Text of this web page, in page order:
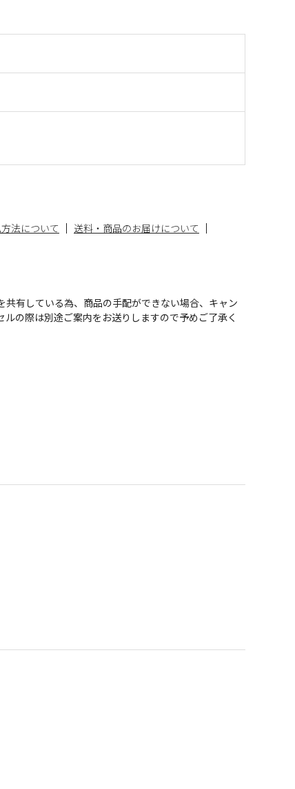
法について
送料・商品のお届けについて
有している為、商品の手配ができない場合、キャン
の際は別途ご案内をお送りしますので予めご了承く